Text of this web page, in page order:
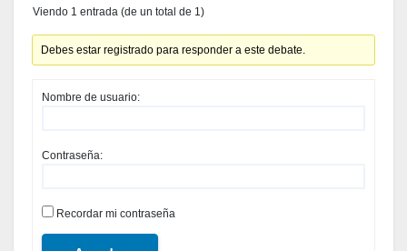
Viendo 1 entrada (de un total de 1)
Debes estar registrado para responder a este debate.
Nombre de usuario:
Contraseña:
Recordar mi contraseña